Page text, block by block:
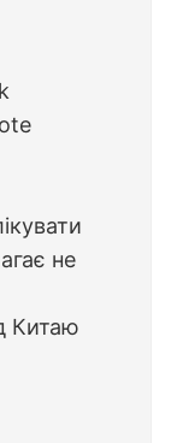
не
Китаю